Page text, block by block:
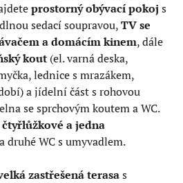
prostorný obývací pokoj s
sedací soupravou,TV se
a domácím kinem, dále
kout (el. varná deska,
lednice s mrazákem,
a jídelní část s rohovou
se sprchovým koutem a WC.
a jedna
a druhé WC s umyvadlem.
zastřešená terasas